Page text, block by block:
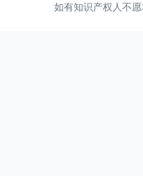
如有知识产权人不